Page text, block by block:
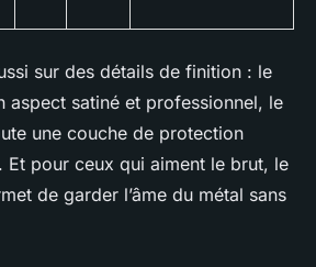
sur des détails de finition : le
aspect satiné et professionnel, le
une couche de protection
Et pour ceux qui aiment le brut, le
de garder l’âme du métal sans